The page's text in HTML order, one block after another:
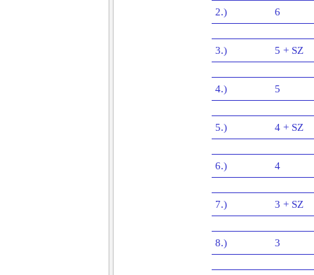
2.) 6
3.) 5 + SZ
4.) 5
5.) 4 + SZ
6.) 4
7.) 3 + SZ
8.) 3